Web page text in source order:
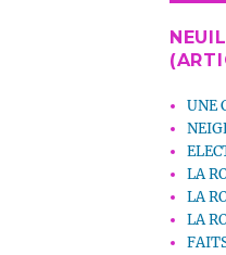
UNE
LA
LA
LA